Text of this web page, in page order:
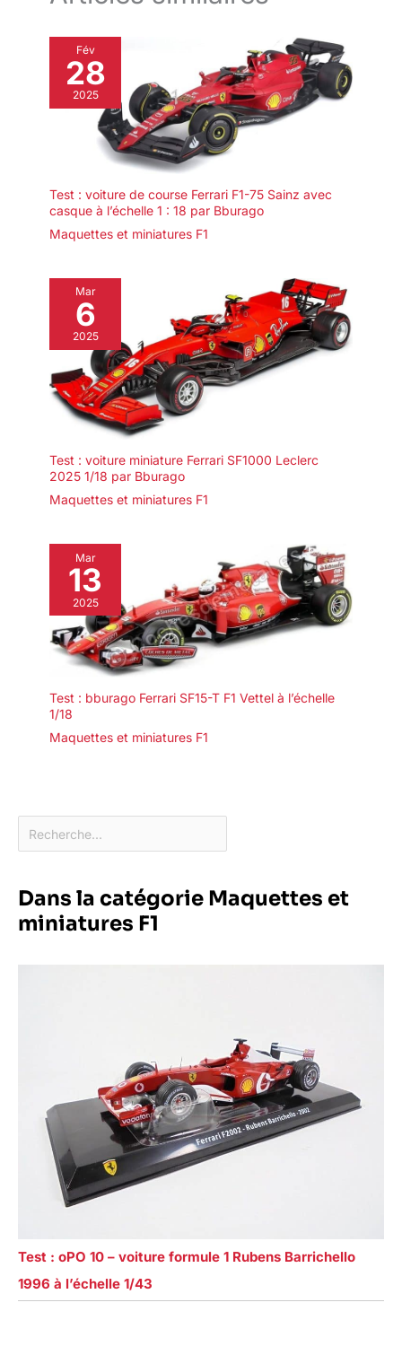
Fév
28
2025
Test : voiture de course Ferrari F1-75 Sainz avec
casque à l’échelle 1 : 18 par Bburago
Maquettes et miniatures F1
Mar
6
2025
Test : voiture miniature Ferrari SF1000 Leclerc
2025 1/18 par Bburago
Maquettes et miniatures F1
Mar
13
2025
Test : bburago Ferrari SF15-T F1 Vettel à l’échelle
1/18
Maquettes et miniatures F1
Dans la catégorie Maquettes et
miniatures F1
Test : oPO 10 – voiture formule 1 Rubens Barrichello
1996 à l’échelle 1/43